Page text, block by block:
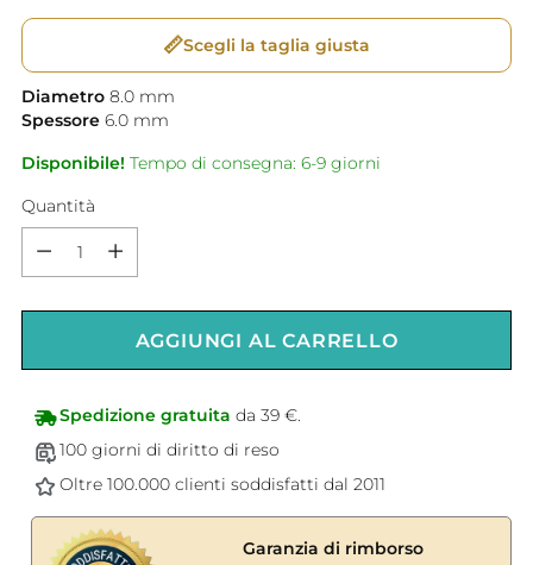
📏Scegli la taglia giusta
Diametro 8.0 mm
Spessore 6.0 mm
Disponibile! Tempo di consegna: 6-9 giorni
Quantità
AGGIUNGI AL CARRELLO
Spedizione gratuita da 39 €.
100 giorni di diritto di reso
Oltre 100.000 clienti soddisfatti dal 2011
Garanzia di rimborso